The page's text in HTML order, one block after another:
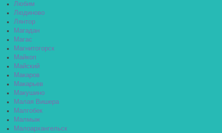
Любим
Людиново
Лянтор
Магадан
Магас
Магнитогорск
Майкоп
Майский
Макаров
Макарьев
Макушино
Малая Вишера
Малгобек
Малмыж
Малоархангельск